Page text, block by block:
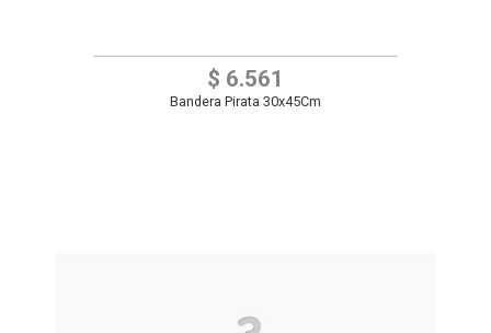
$ 6.561
Bandera Pirata 30x45Cm